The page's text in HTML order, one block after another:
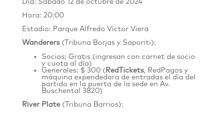
Día: Sábado 12 de octubre de 2024
Hora: 20:00
Estadio: Parque Alfredo Víctor Viera
Wanderers(Tribuna Borjas y Saporiti):
Socios: Gratis (ingresan con carnet de socio
y cuota al día)
Generales: $ 300 (RedTickets, RedPagos y
máquina expendedora de entradas el día del
partido en la puerta de la sede en Av.
Buschental 3820)
River Plate(Tribuna Barrios):